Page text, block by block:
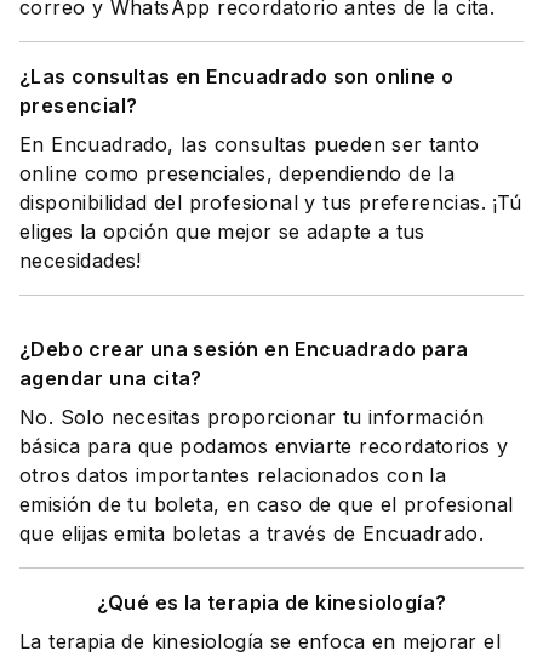
correo y WhatsApp recordatorio antes de la cita.
¿Las consultas en Encuadrado son online o
presencial?
En Encuadrado, las consultas pueden ser tanto
online como presenciales, dependiendo de la
disponibilidad del profesional y tus preferencias. ¡Tú
eliges la opción que mejor se adapte a tus
necesidades!
¿Debo crear una sesión en Encuadrado para
agendar una cita?
No. Solo necesitas proporcionar tu información
básica para que podamos enviarte recordatorios y
otros datos importantes relacionados con la
emisión de tu boleta, en caso de que el profesional
que elijas emita boletas a través de Encuadrado.
¿Qué es la terapia de kinesiología?
La terapia de kinesiología se enfoca en mejorar el